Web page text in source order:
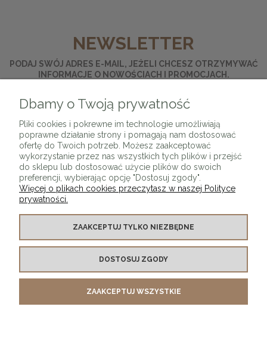
NEWSLETTER
PODAJ SWÓJ ADRES E-MAIL, JEŻELI CHCESZ OTRZYMYWAĆ
INFORMACJE O NOWOŚCIACH I PROMOCJACH.
KONTAKT Z NAMI
MOJE KONTO
Dbamy o Twoją prywatność
Pliki cookies i pokrewne im technologie umożliwiają
poprawne działanie strony i pomagają nam dostosować
ofertę do Twoich potrzeb. Możesz zaakceptować
wykorzystanie przez nas wszystkich tych plików i przejść
do sklepu lub dostosować użycie plików do swoich
preferencji, wybierając opcję "Dostosuj zgody".
Więcej o plikach cookies przeczytasz w naszej Polityce
prywatności.
ZAAKCEPTUJ TYLKO NIEZBĘDNE
DOSTOSUJ ZGODY
ZAAKCEPTUJ WSZYSTKIE